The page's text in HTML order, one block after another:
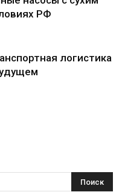
РФ
логистика